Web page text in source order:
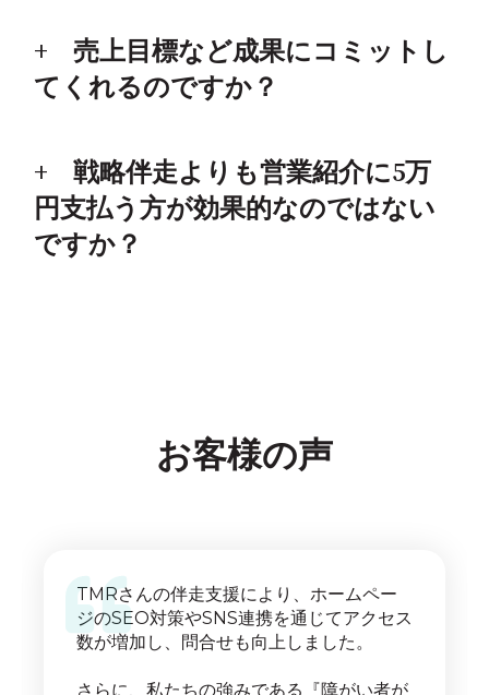
売上目標など成果にコミットし
てくれるのですか？
戦略伴走よりも営業紹介に5万
円支払う方が効果的なのではない
ですか？
お客様の声
TMRさんの伴走支援により、ホームペー
ジのSEO対策やSNS連携を通じてアクセス
数が増加し、問合せも向上しました。
さらに、私たちの強みである『障がい者が